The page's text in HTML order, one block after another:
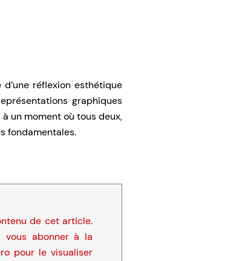
réflexion esthétique
graphiques
un moment où tous deux,
fondamentales.
de cet article.
vous abonner à la
pour le visualiser